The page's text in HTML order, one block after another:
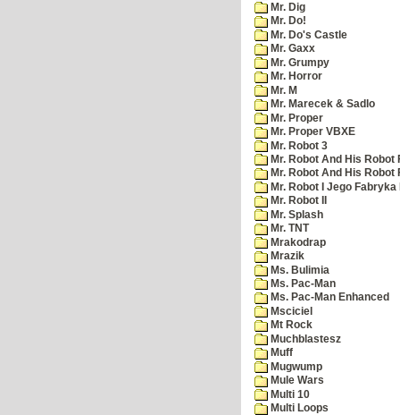
Mr. Dig
Mr. Do!
Mr. Do's Castle
Mr. Gaxx
Mr. Grumpy
Mr. Horror
Mr. M
Mr. Marecek & Sadlo
Mr. Proper
Mr. Proper VBXE
Mr. Robot 3
Mr. Robot And His Robot
Mr. Robot And His
Mr. Robot I Jego Fabryka
Mr. Robot II
Mr. Splash
Mr. TNT
Mrakodrap
Mrazik
Ms. Bulimia
Ms. Pac-Man
Ms. Pac-Man Enhanced
Msciciel
Mt Rock
Muchblastesz
Muff
Mugwump
Mule Wars
Multi 10
Multi Loops